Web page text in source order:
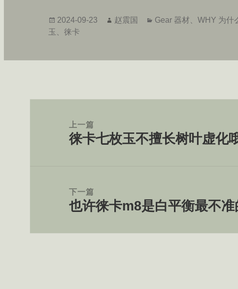
发
布
2024-09-23
作
赵震国
分
Gear 器材、 WHY 为什
玉
徕卡
上一篇
上
徕卡七枚玉不擅长树叶虚化
下一篇
下
文
也许徕卡m8是白平衡最不